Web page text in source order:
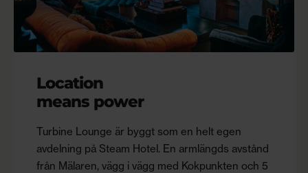
Location
means power
Turbine Lounge är byggt som en helt egen
avdelning på Steam Hotel. En armlängds avstånd
från Mälaren, vägg i vägg med Kokpunkten och 5